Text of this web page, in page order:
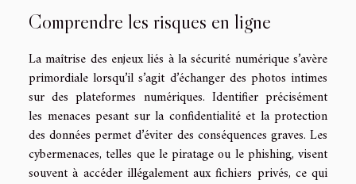
Comprendre les risques en ligne
La maîtrise des enjeux liés à la sécurité numérique s’avère
primordiale lorsqu’il s’agit d’échanger des photos intimes
sur des plateformes numériques. Identifier précisément
les menaces pesant sur la confidentialité et la protection
des données permet d’éviter des conséquences graves. Les
cybermenaces, telles que le piratage ou le phishing, visent
souvent à accéder illégalement aux fichiers privés, ce qui